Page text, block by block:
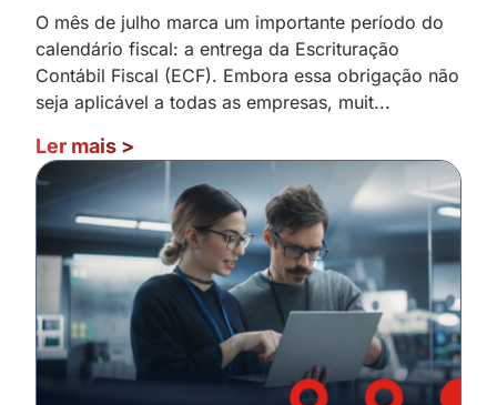
O mês de julho marca um importante período do
calendário fiscal: a entrega da Escrituração
Contábil Fiscal (ECF). Embora essa obrigação não
seja aplicável a todas as empresas, muit...
Ler mais >